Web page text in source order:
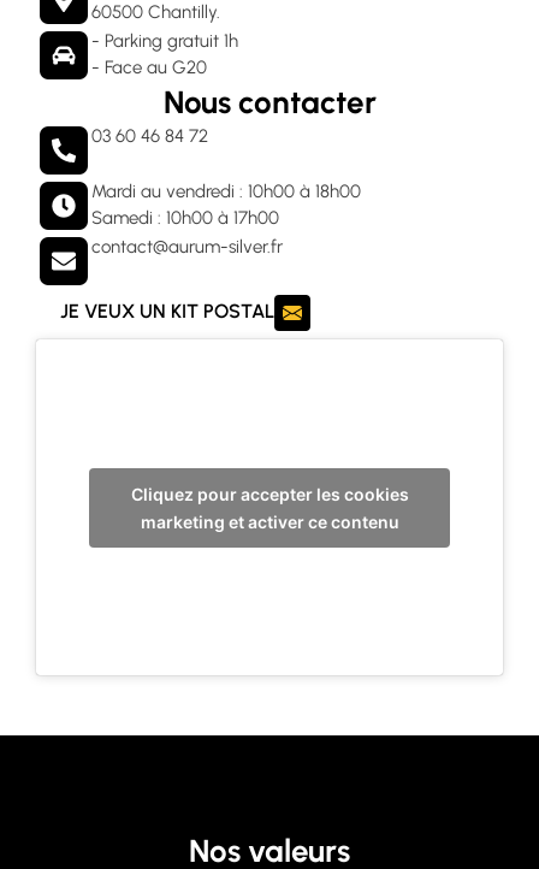
60500 Chantilly.
- Parking gratuit 1h
- Face au G20
Nous contacter
03 60 46 84 72
Mardi au vendredi : 10h00 à 18h00
Samedi : 10h00 à 17h00
contact@aurum-silver.fr
JE VEUX UN KIT POSTAL
Cliquez pour accepter les cookies
marketing et activer ce contenu
Nos valeurs